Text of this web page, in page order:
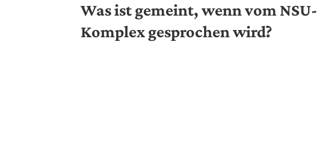
Was ist gemeint, wenn vom NSU-
Komplex gesprochen wird?